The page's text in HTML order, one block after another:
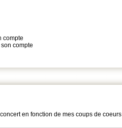
compte
compte
en fonction de mes coups de coeurs